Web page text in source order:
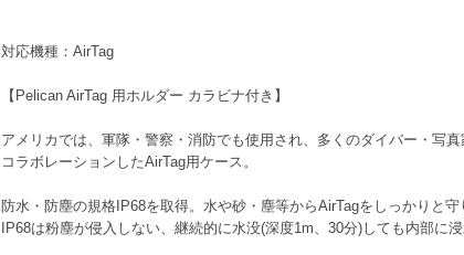
対応機種：AirTag
【Pelican AirTag 用ホルダー カラビナ付き】
アメリカでは、軍隊・警察・消防でも使用され、多くのダイバー・写
コラボレーションしたAirTag用ケース。
防水・防塵の規格IP68を取得。水や砂・塵等からAirTagをしっかりと守
IP68は粉塵が侵入しない、継続的に水没(深度1m、30分)しても内部に